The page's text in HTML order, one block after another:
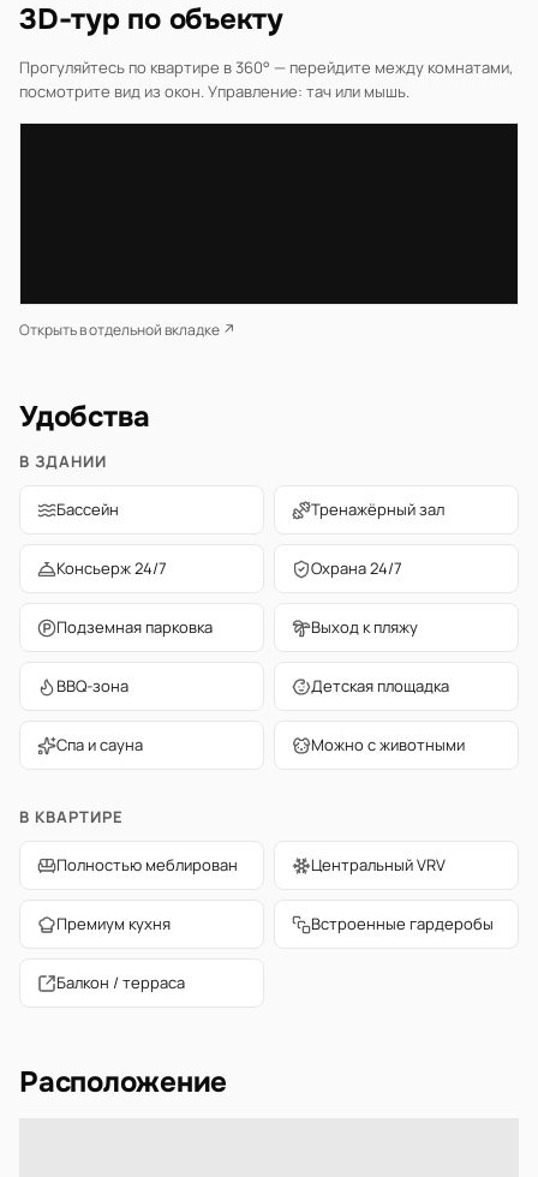
3D-тур по объекту
Прогуляйтесь по квартире в 360° — перейдите между комнатами,
посмотрите вид из окон. Управление: тач или мышь.
Открыть в отдельной вкладке ↗
Удобства
В ЗДАНИИ
Бассейн Тренажёрный зал
Консьерж 24/7 Охрана 24/7
Подземная парковка Выход к пляжу
BBQ-зона Детская площадка
Спа и сауна Можно с животными
В КВАРТИРЕ
Полностью меблирован Центральный VRV
Премиум кухня Встроенные гардеробы
Балкон / терраса
Расположение